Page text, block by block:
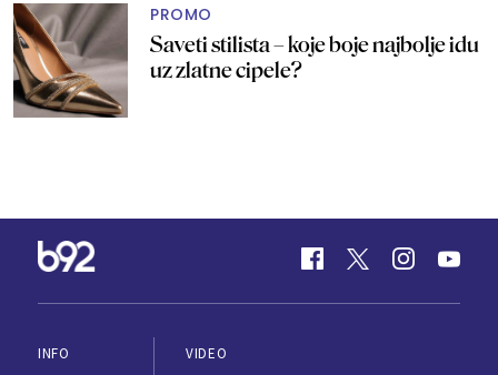
PROMO
Saveti stilista – koje boje najbolje idu
uz zlatne cipele?
INFO
VIDEO